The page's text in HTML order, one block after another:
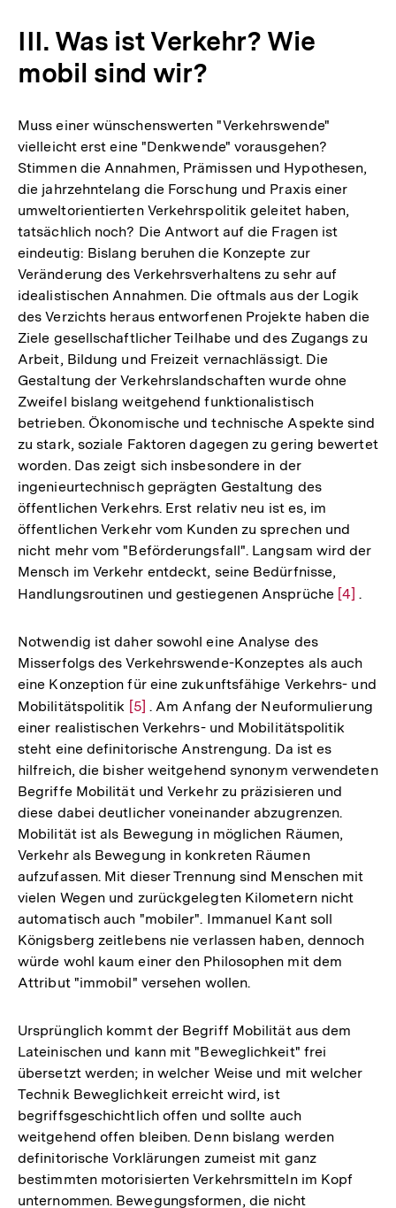
Fußnote
III. Was ist Verkehr? Wie
mobil sind wir?
Muss einer wünschenswerten "Verkehrswende"
vielleicht erst eine "Denkwende" vorausgehen?
Stimmen die Annahmen, Prämissen und Hypothesen,
die jahrzehntelang die Forschung und Praxis einer
umweltorientierten Verkehrspolitik geleitet haben,
tatsächlich noch? Die Antwort auf die Fragen ist
eindeutig: Bislang beruhen die Konzepte zur
Veränderung des Verkehrsverhaltens zu sehr auf
idealistischen Annahmen. Die oftmals aus der Logik
des Verzichts heraus entworfenen Projekte haben die
Ziele gesellschaftlicher Teilhabe und des Zugangs zu
Arbeit, Bildung und Freizeit vernachlässigt. Die
Gestaltung der Verkehrslandschaften wurde ohne
Zweifel bislang weitgehend funktionalistisch
betrieben. Ökonomische und technische Aspekte sind
zu stark, soziale Faktoren dagegen zu gering bewertet
worden. Das zeigt sich insbesondere in der
ingenieurtechnisch geprägten Gestaltung des
öffentlichen Verkehrs. Erst relativ neu ist es, im
öffentlichen Verkehr vom Kunden zu sprechen und
nicht mehr vom "Beförderungsfall". Langsam wird der
Mensch im Verkehr entdeckt, seine Bedürfnisse,
Handlungsroutinen und gestiegenen Ansprüche Zur
Fußnote
[4] .
Notwendig ist daher sowohl eine Analyse des
Misserfolgs des Verkehrswende-Konzeptes als auch
eine Konzeption für eine zukunftsfähige Verkehrs- und
Mobilitätspolitik Zur
Auflösung
der
Fußnote
[5] . Am Anfang der Neuformulierung
einer realistischen Verkehrs- und Mobilitätspolitik
steht eine definitorische Anstrengung. Da ist es
hilfreich, die bisher weitgehend synonym verwendeten
Begriffe Mobilität und Verkehr zu präzisieren und
diese dabei deutlicher voneinander abzugrenzen.
Mobilität ist als Bewegung in möglichen Räumen,
Verkehr als Bewegung in konkreten Räumen
aufzufassen. Mit dieser Trennung sind Menschen mit
vielen Wegen und zurückgelegten Kilometern nicht
automatisch auch "mobiler". Immanuel Kant soll
Königsberg zeitlebens nie verlassen haben, dennoch
würde wohl kaum einer den Philosophen mit dem
Attribut "immobil" versehen wollen.
Ursprünglich kommt der Begriff Mobilität aus dem
Lateinischen und kann mit "Beweglichkeit" frei
übersetzt werden; in welcher Weise und mit welcher
Technik Beweglichkeit erreicht wird, ist
begriffsgeschichtlich offen und sollte auch
weitgehend offen bleiben. Denn bislang werden
definitorische Vorklärungen zumeist mit ganz
bestimmten motorisierten Verkehrsmitteln im Kopf
unternommen. Bewegungsformen, die nicht